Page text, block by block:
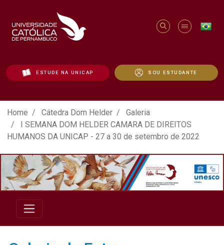
ESTUDE NA UNICAP SOU ESTUDANTE
ATO EM DEFESA DA DEMOCRACIA
Home Cátedra Dom Helder
Galeria
I SEMANA DOM HELDER CAMARA DE DIREITOS
HUMANOS DA UNICAP - 27 a 30 de setembro de 2022